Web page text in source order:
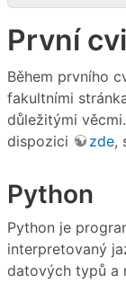
První
Během prvního
fakultními
důležitými
dispozici
zde,
Python
Python je
interpretovaný
datových typů a